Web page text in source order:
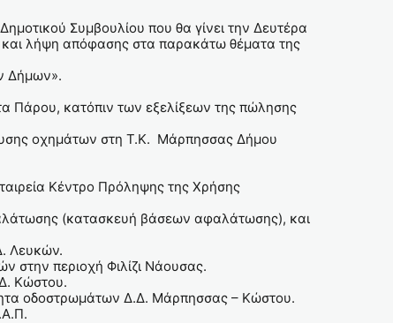
Συμβουλίου που θα γίνει την Δευτέρα
και λήψη απόφασης στα παρακάτω θέματα της
Δήμων».
κατόπιν των εξελίξεων της πώλησης
οχημάτων στη Τ.Κ. Μάρπησσας Δήμου
Κέντρο Πρόληψης της Χρήσης
(κατασκευή βάσεων αφαλάτωσης), και
Λευκών.
στην περιοχή Φιλίζι Νάουσας.
Κώστου.
οδοστρωμάτων Δ.Δ. Μάρπησσας – Κώστου.